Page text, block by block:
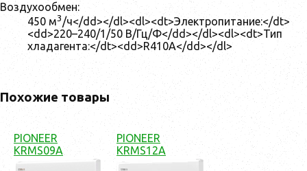
Воздухообмен:
450 м3 /ч</dd></dl><dl><dt>Электропитание:</dt>
<dd>220–240/1/50 В/Гц/Ф</dd></dl><dl><dt>Тип
хладагента:</dt><dd>R410A</dd></dl>
Похожие товары
PIONEER
KRMS09A
PIONEER
KRMS12A